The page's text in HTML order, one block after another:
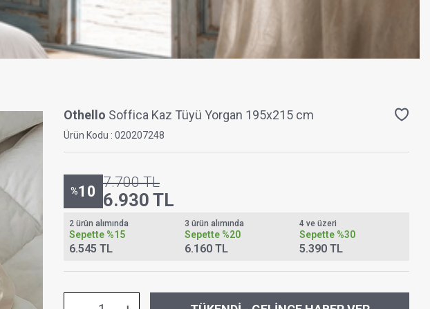
Othello Soffica Kaz Tüyü Yorgan 195x215 cm
Ürün Kodu : 020207248
%10
7.700TL
6.930 TL
2 ürün alımında
Sepette %15
6.545 TL
3 ürün alımında
Sepette %20
6.160 TL
4 ve üzeri
Sepette %30
5.390 TL